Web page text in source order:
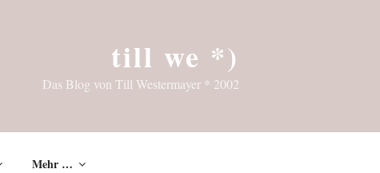
till we *)
Das Blog von Till Westermayer * 2002
Mehr …